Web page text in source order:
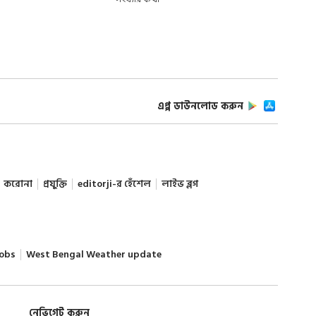
এপ্প ডাউনলোড করুন
করোনা প্রযুক্তি editorji-র হেঁশেল লাইভ ব্লগ
West Bengal Weather update
নেভিগেট করুন